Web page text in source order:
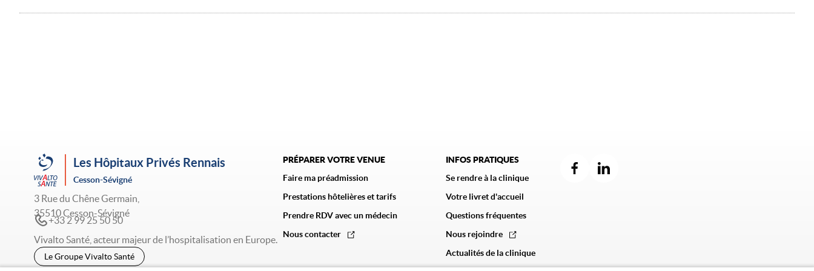
Les Hôpitaux Privés Rennais
Cesson-Sévigné
3 Rue du Chêne Germain,
35510 Cesson-Sévigné
+33 2 99 25 50 50
Vivalto Santé, acteur majeur de l’hospitalisation en Europe.
Le Groupe Vivalto Santé
PRÉPARER VOTRE VENUE
Faire ma préadmission
Prestations hôtelières et tarifs
Prendre RDV avec un médecin
Nous contacter
INFOS PRATIQUES
Se rendre à la clinique
Votre livret d'accueil
Questions fréquentes
Nous rejoindre
Actualités de la clinique